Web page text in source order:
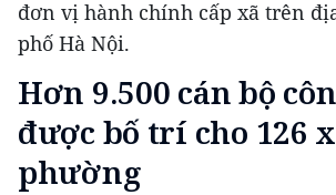
đơn vị hành chính cấp xã trên
phố Hà Nội.
Hơn 9.500 cán bộ
được bố trí cho 126
phường